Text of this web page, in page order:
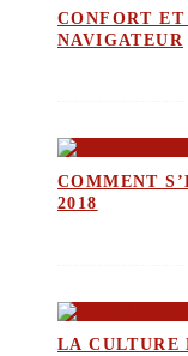
CONFORT
NAVIGATEUR
COMMENT
2018
LA CULTURE